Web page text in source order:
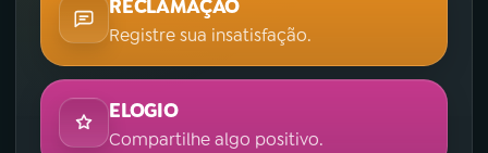
RECLAMAÇÃO
Registre sua insatisfação.
ELOGIO
Compartilhe algo positivo.